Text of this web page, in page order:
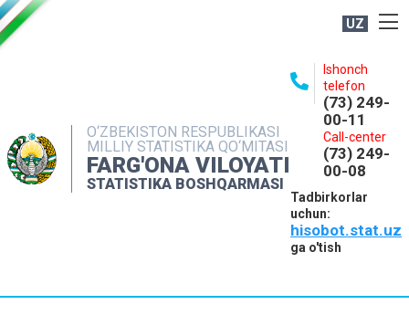
UZ
O‘ZBEKISTON RESPUBLIKASI
MILLIY STATISTIKA QO‘MITASI
FARG'ONA VILOYATI
STATISTIKA BOSHQARMASI
Ishonch
telefon
(73) 249-
00-11
Call-center
(73) 249-
00-08
Tadbirkorlar
uchun:
hisobot.stat.uz
ga o'tish
NASHRLAR
INTERAKTIV XIZMATLAR
MATBUOT XIZMATI